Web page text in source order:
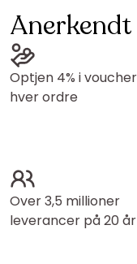
Optjen 4% i
hver ordre
Over 3,5 millioner
leverancer på 20 år